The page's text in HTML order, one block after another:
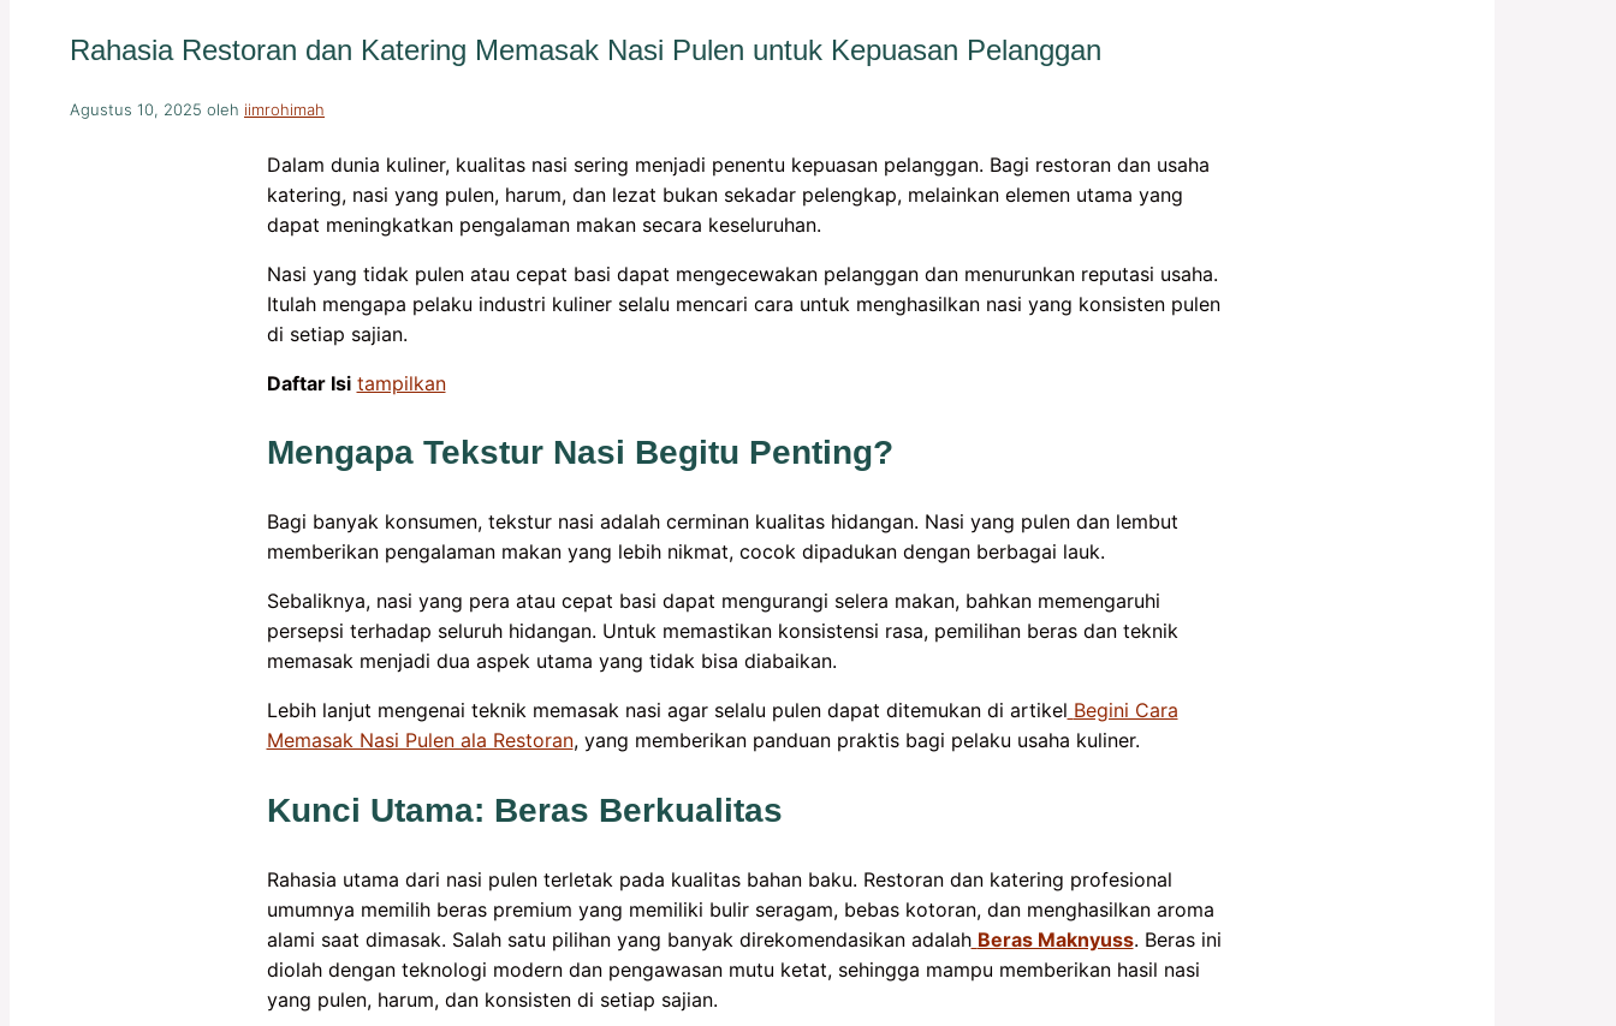
Rahasia Restoran dan Katering Memasak Nasi Pulen untuk Kepuasan Pelanggan
Agustus 10, 2025 oleh iimrohimah
Dalam dunia kuliner, kualitas nasi sering menjadi penentu kepuasan pelanggan. Bagi restoran dan usaha
katering, nasi yang pulen, harum, dan lezat bukan sekadar pelengkap, melainkan elemen utama yang
dapat meningkatkan pengalaman makan secara keseluruhan.
Nasi yang tidak pulen atau cepat basi dapat mengecewakan pelanggan dan menurunkan reputasi usaha.
Itulah mengapa pelaku industri kuliner selalu mencari cara untuk menghasilkan nasi yang konsisten pulen
di setiap sajian.
Daftar Isi tampilkan
Mengapa Tekstur Nasi Begitu Penting?
Bagi banyak konsumen, tekstur nasi adalah cerminan kualitas hidangan. Nasi yang pulen dan lembut
memberikan pengalaman makan yang lebih nikmat, cocok dipadukan dengan berbagai lauk.
Sebaliknya, nasi yang pera atau cepat basi dapat mengurangi selera makan, bahkan memengaruhi
persepsi terhadap seluruh hidangan. Untuk memastikan konsistensi rasa, pemilihan beras dan teknik
memasak menjadi dua aspek utama yang tidak bisa diabaikan.
Lebih lanjut mengenai teknik memasak nasi agar selalu pulen dapat ditemukan di artikel Begini Cara
Memasak Nasi Pulen ala Restoran, yang memberikan panduan praktis bagi pelaku usaha kuliner.
Kunci Utama: Beras Berkualitas
Rahasia utama dari nasi pulen terletak pada kualitas bahan baku. Restoran dan katering profesional
umumnya memilih beras premium yang memiliki bulir seragam, bebas kotoran, dan menghasilkan aroma
alami saat dimasak. Salah satu pilihan yang banyak direkomendasikan adalah Beras Maknyuss. Beras ini
diolah dengan teknologi modern dan pengawasan mutu ketat, sehingga mampu memberikan hasil nasi
yang pulen, harum, dan konsisten di setiap sajian.